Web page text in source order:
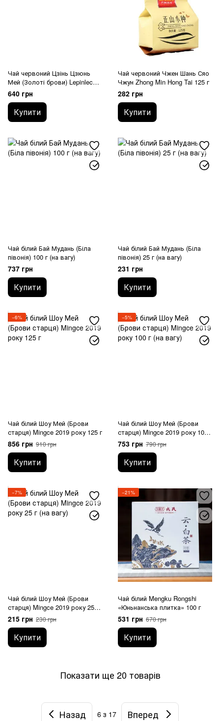
Чай червоний Цзінь Цзюнь
Мей (Золоті брови) Lepinlecha
100 г (на вагу)
640 грн
Купити
Чай червоний Чжен Шань Сяо
Чжун Zhong Min Hong Tai 125 г
282 грн
Купити
Чай білий Бай Мудань (Біла
півонія) 100 г (на вагу)
737 грн
Купити
Чай білий Бай Мудань (Біла
півонія) 25 г (на вагу)
231 грн
Купити
−6%
Чай білий Шоу Мей (Брови
старця) Mingce 2019 року 125 г
856 грн 910 грн
Купити
−5%
Чай білий Шоу Мей (Брови
старця) Mingce 2019 року 100 г
(на вагу)
753 грн 790 грн
Купити
−7%
Чай білий Шоу Мей (Брови
старця) Mingce 2019 року 25 г
(на вагу)
215 грн 230 грн
Купити
−21%
Чай білий Mengku Rongshi
«Юньнанська плитка» 100 г
531 грн 670 грн
Купити
Показати ще 20 товарів
Назад 6 з 17 Вперед